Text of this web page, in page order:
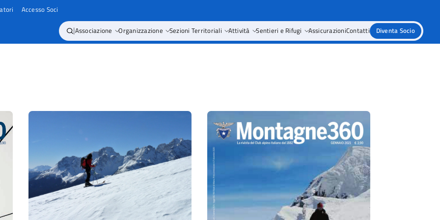
Accesso Soci
|Associazione Organizzazione Sezioni Territoriali Attività Sentieri e Rifugi AssicurazioniContatti Diventa Socio